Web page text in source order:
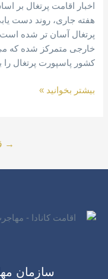
اخبار اقامت پرتغال بر
هفته جاری، روند دست
پرتغال آسان تر شده
خارجی متمرکز شده که
کشور پاسپورت پرتغال را
شهروند
پرتغال
می
شوند
بیشتر بخوانید »
→
سازمان